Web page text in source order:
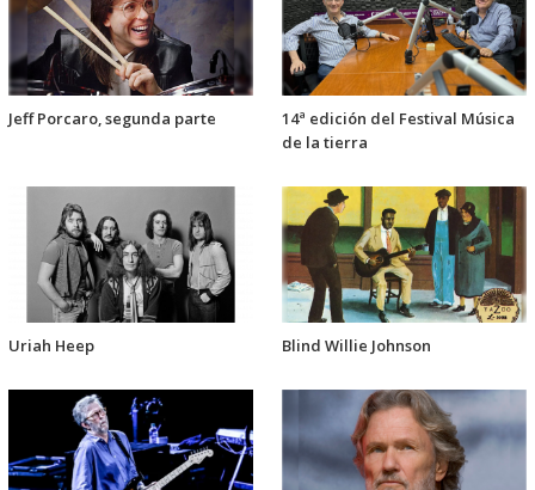
Jeff Porcaro, segunda parte
14ª edición del Festival Música
de la tierra
Uriah Heep Blind Willie Johnson